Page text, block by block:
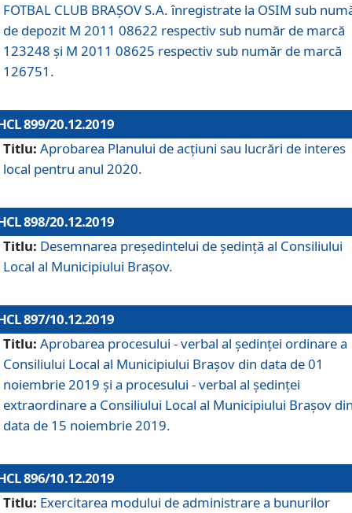
FOTBAL CLUB BRAȘOV S.A. înregistrate la OSIM sub
de depozit M 2011 08622 respectiv sub număr de marcă
123248 și M 2011 08625 respectiv sub număr de marcă
126751.
899/20.12.2019
Titlu: Aprobarea Planului de acţiuni sau lucrări de interes
local pentru anul 2020.
898/20.12.2019
Titlu: Desemnarea preşedintelui de şedinţă al Consiliului
Local al Municipiului Braşov.
897/10.12.2019
Titlu: Aprobarea procesului - verbal al şedinţei ordinare a
Consiliului Local al Municipiului Brașov din data de 01
noiembrie 2019 și a procesului - verbal al ședinței
extraordinare a Consiliului Local al Municipiului Brașov
data de 15 noiembrie 2019.
896/10.12.2019
Titlu: Exercitarea modului de administrare a bunurilor